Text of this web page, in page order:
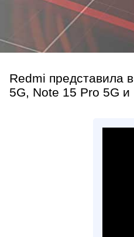
Redmi представила
5G, Note 15 Pro 5G